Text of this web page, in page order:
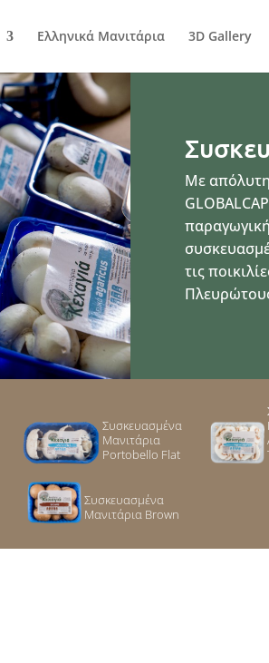
Ελληνικά Μανιτάρια 3D Gallery
Με
τις
Συσκευασμένα
Μανιτάρια
Portobello Flat
Συσκευασμένα
Μανιτάρια Brown